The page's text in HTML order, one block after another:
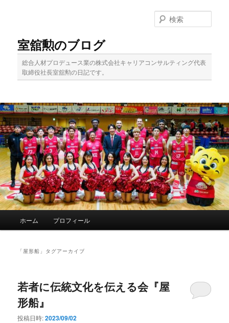
移
動
動
室舘勲のブログ
総合人材プロデュース業の株式会社キャリアコンサルティング代表
取締役社長室舘勲の日記です。
索
ホーム プロフィール
「 屋形船 」タグアーカイブ
若者に伝統文化を伝える会『屋
形船』
投稿日時:2023/09/02